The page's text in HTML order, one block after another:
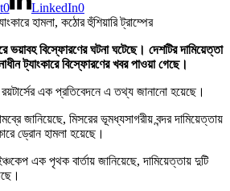
0 LinkedIn0
ভয়াবহ বিস্ফোরণের ঘটনা ঘটেছে। দেশটির দামিয়েত্তা
ট্যাংকারে বিস্ফোরণের খবর পাওয়া গেছে।
এক প্রতিবেদনে এ তথ্য জানানো হয়েছে।
জানিয়েছে, মিসরের ভূমধ্যসাগরীয় বন্দর দামিয়েত্তায়
ড্রোন হামলা হয়েছে।
ইঞ্চকেপ এক পৃথক বার্তায় জানিয়েছে, দামিয়েত্তায় দুটি